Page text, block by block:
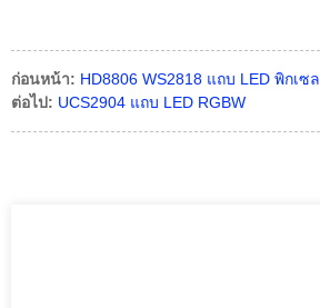
ก่อนหน้า: HD8806 WS2818 แถบ LED พิกเซล
ต่อไป: UCS2904 แถบ LED RGBW